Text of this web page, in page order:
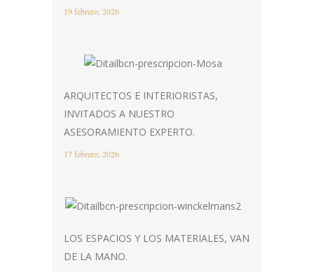
19 febrero, 2026
ARQUITECTOS E INTERIORISTAS,
INVITADOS A NUESTRO
ASESORAMIENTO EXPERTO.
17 febrero, 2026
LOS ESPACIOS Y LOS MATERIALES, VAN
DE LA MANO.